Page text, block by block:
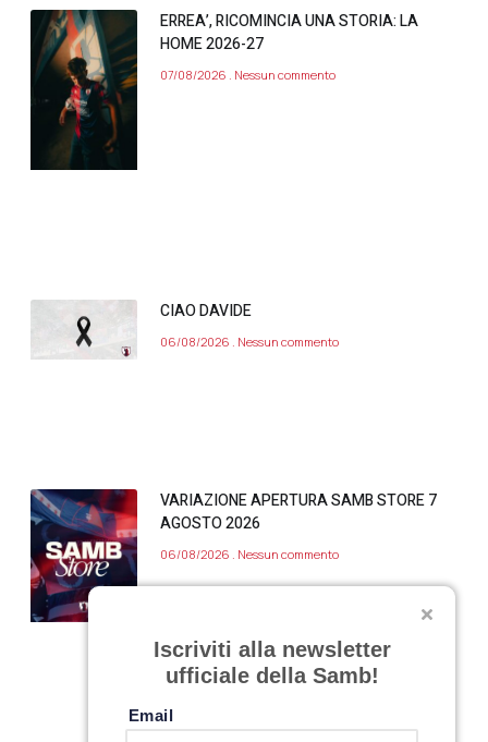
ERREA’, RICOMINCIA UNA STORIA: LA
HOME 2026-27
07/08/2026 Nessun commento
CIAO DAVIDE
06/08/2026 Nessun commento
VARIAZIONE APERTURA SAMB STORE 7
AGOSTO 2026
06/08/2026 Nessun commento
Iscriviti alla newsletter
ufficiale della Samb!
Email